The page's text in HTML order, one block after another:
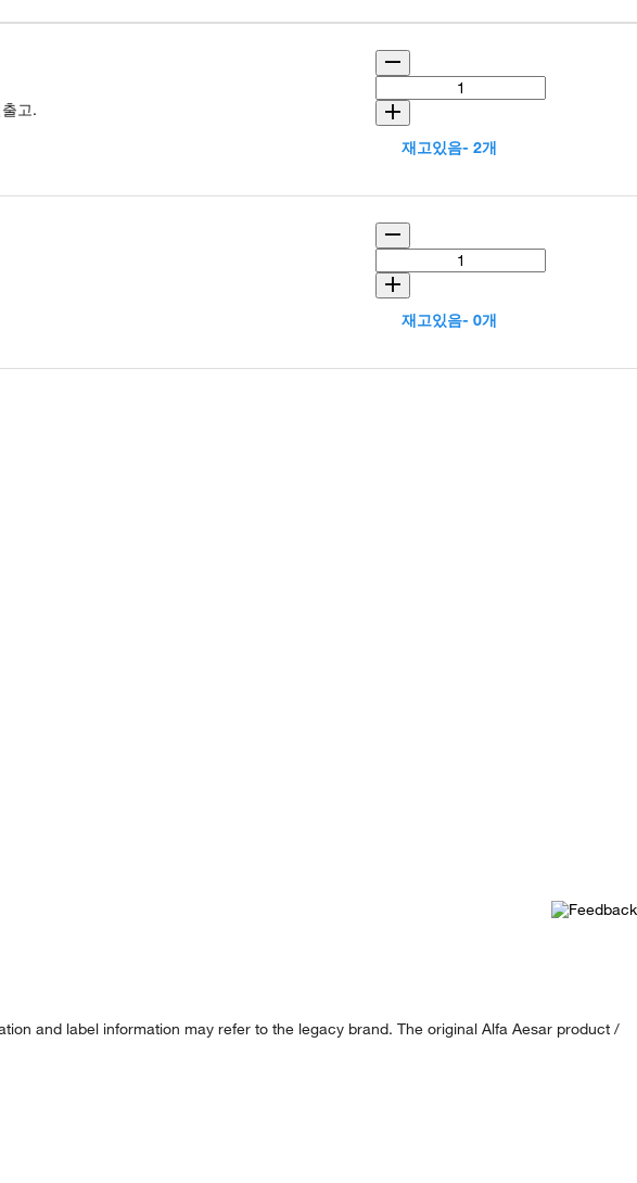
고.
재고있음- 2개
재고있음- 0개
and label information may refer to the legacy brand. The original Alfa Aesar product /